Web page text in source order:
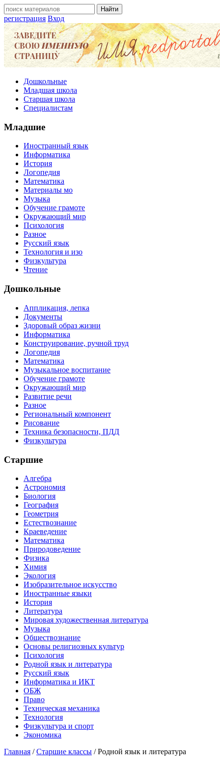
регистрация Вход
Дошкольные
Младшая школа
Старшая школа
Специалистам
Младшие
Иностранный язык
Информатика
История
Логопедия
Математика
Материалы мо
Музыка
Обучение грамоте
Окружающий мир
Психология
Разное
Русский язык
Технология и изо
Физкультура
Чтение
Дошкольные
Аппликация, лепка
Документы
Здоровый образ жизни
Информатика
Конструирование, ручной труд
Логопедия
Математика
Музыкальное воспитание
Обучение грамоте
Окружающий мир
Развитие речи
Разное
Региональный компонент
Рисование
Техника безопасности, ПДД
Физкультура
Старшие
Алгебра
Астрономия
Биология
География
Геометрия
Естествознание
Краеведение
Математика
Природоведение
Физика
Химия
Экология
Изобразительное искусство
Иностранные языки
История
Литература
Мировая художественная литература
Музыка
Обществознание
Основы религиозных культур
Психология
Родной язык и литература
Русский язык
Информатика и ИКТ
ОБЖ
Право
Техническая механика
Технология
Физкультура и спорт
Экономика
Главная /Старшие классы /Родной язык и литература